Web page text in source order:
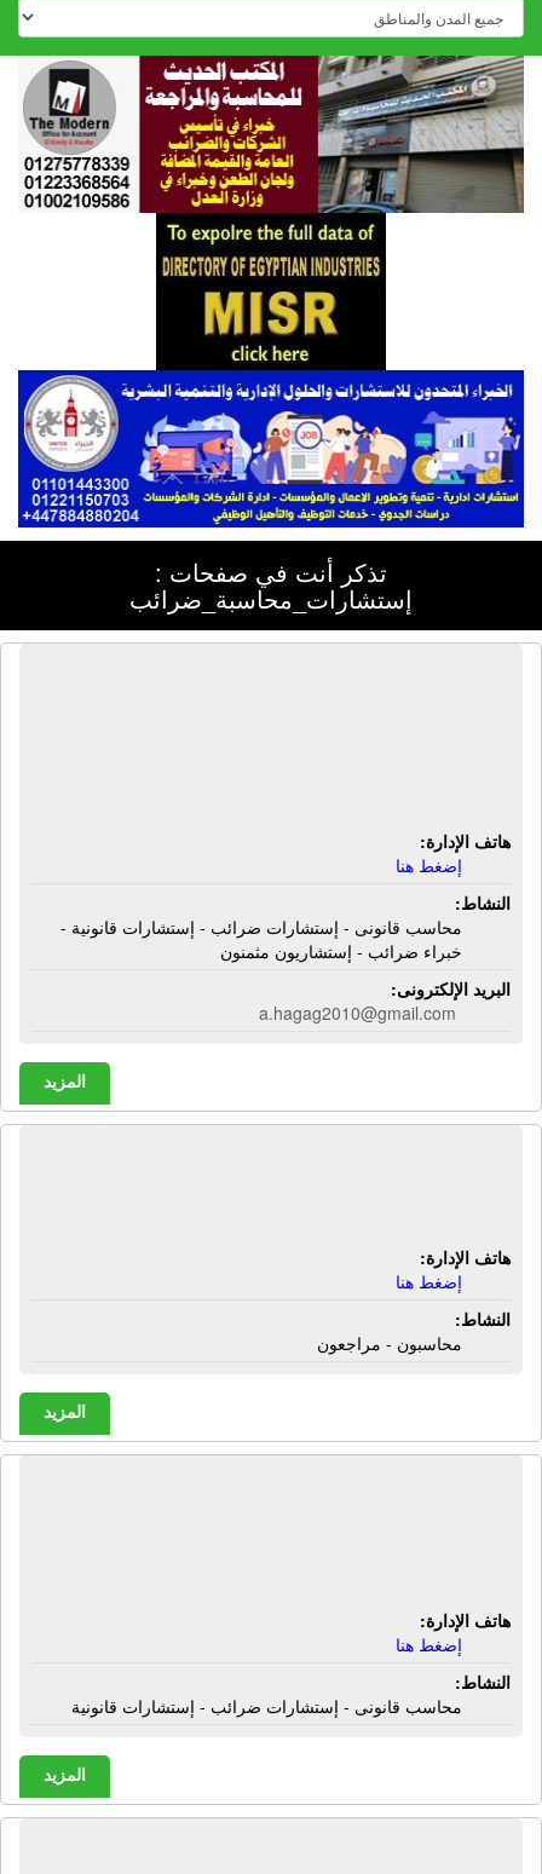
تذكر أنت في صفحات :
إستشارات_محاسبة_ضرائب
هاتف الإدارة:
إضغط هنا
النشاط:
محاسب قانونى - إستشارات ضرائب - إستشارات قانونية -
خبراء ضرائب - إستشاريون مثمنون
البريد الإلكترونى:
a.hagag2010@gmail.com
المزيد
هاتف الإدارة:
إضغط هنا
النشاط:
محاسبون - مراجعون
المزيد
هاتف الإدارة:
إضغط هنا
النشاط:
محاسب قانونى - إستشارات ضرائب - إستشارات قانونية
المزيد